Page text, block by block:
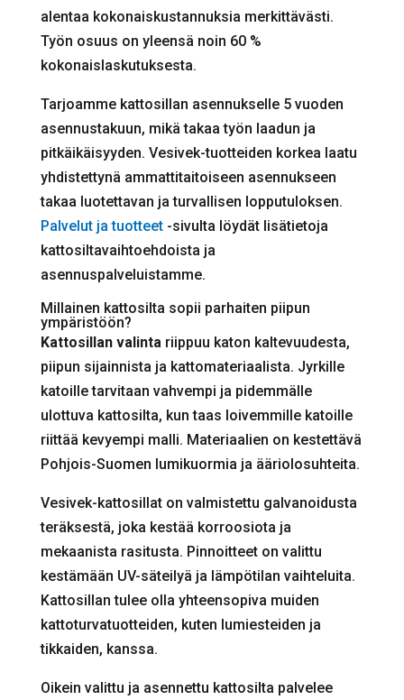
alentaa kokonaiskustannuksia merkittävästi.
Työn osuus on yleensä noin 60 %
kokonaislaskutuksesta.
Tarjoamme kattosillan asennukselle 5 vuoden
asennustakuun, mikä takaa työn laadun ja
pitkäikäisyyden. Vesivek-tuotteiden korkea laatu
yhdistettynä ammattitaitoiseen asennukseen
takaa luotettavan ja turvallisen lopputuloksen.
Palvelut ja tuotteet-sivulta löydät lisätietoja
kattosiltavaihtoehdoista ja
asennuspalveluistamme.
Millainen kattosilta sopii parhaiten piipun
ympäristöön?
Kattosillan valintariippuu katon kaltevuudesta,
piipun sijainnista ja kattomateriaalista. Jyrkille
katoille tarvitaan vahvempi ja pidemmälle
ulottuva kattosilta, kun taas loivemmille katoille
riittää kevyempi malli. Materiaalien on kestettävä
Pohjois-Suomen lumikuormia ja ääriolosuhteita.
Vesivek-kattosillat on valmistettu galvanoidusta
teräksestä, joka kestää korroosiota ja
mekaanista rasitusta. Pinnoitteet on valittu
kestämään UV-säteilyä ja lämpötilan vaihteluita.
Kattosillan tulee olla yhteensopiva muiden
kattoturvatuotteiden, kuten lumiesteiden ja
tikkaiden, kanssa.
Oikein valittu ja asennettu kattosilta palvelee